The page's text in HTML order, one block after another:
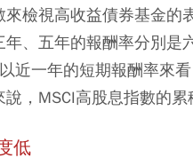
檢視高收益債券基金的
、五年的報酬率分別是
近一年的短期報酬率來
，MSCI高股息指數的累
低